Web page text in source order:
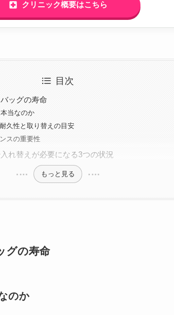
クリニック概要はこちら
目次
ッグの寿命
当なのか
久性と取り替えの目安
スの重要性
れ替えが必要になる3つの状況
もっと見る
グの寿命
のか